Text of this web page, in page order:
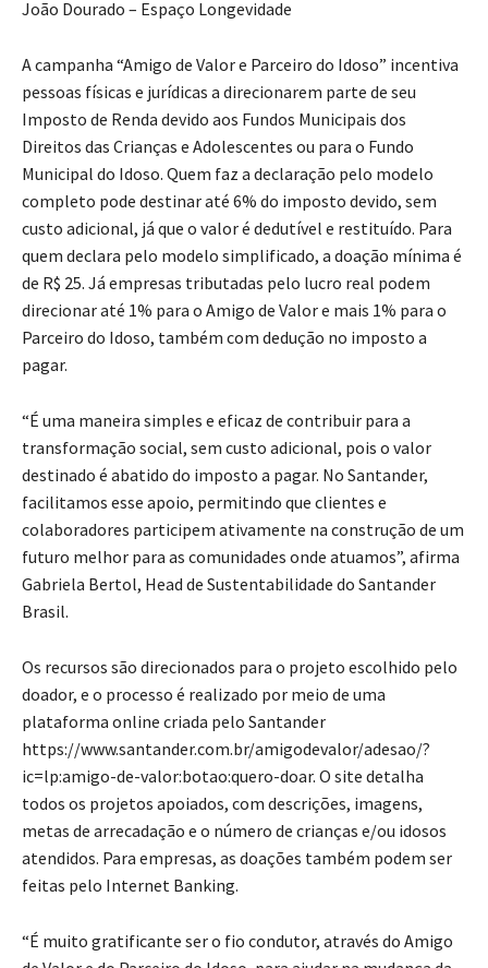
João Dourado – Espaço Longevidade
A campanha “Amigo de Valor e Parceiro do Idoso” incentiva
pessoas físicas e jurídicas a direcionarem parte de seu
Imposto de Renda devido aos Fundos Municipais dos
Direitos das Crianças e Adolescentes ou para o Fundo
Municipal do Idoso. Quem faz a declaração pelo modelo
completo pode destinar até 6% do imposto devido, sem
custo adicional, já que o valor é dedutível e restituído. Para
quem declara pelo modelo simplificado, a doação mínima é
de R$ 25. Já empresas tributadas pelo lucro real podem
direcionar até 1% para o Amigo de Valor e mais 1% para o
Parceiro do Idoso, também com dedução no imposto a
pagar.
“É uma maneira simples e eficaz de contribuir para a
transformação social, sem custo adicional, pois o valor
destinado é abatido do imposto a pagar. No Santander,
facilitamos esse apoio, permitindo que clientes e
colaboradores participem ativamente na construção de um
futuro melhor para as comunidades onde atuamos”, afirma
Gabriela Bertol, Head de Sustentabilidade do Santander
Brasil.
Os recursos são direcionados para o projeto escolhido pelo
doador, e o processo é realizado por meio de uma
plataforma online criada pelo Santander
https://www.santander.com.br/amigodevalor/adesao/?
ic=lp:amigo-de-valor:botao:quero-doar. O site detalha
todos os projetos apoiados, com descrições, imagens,
metas de arrecadação e o número de crianças e/ou idosos
atendidos. Para empresas, as doações também podem ser
feitas pelo Internet Banking.
“É muito gratificante ser o fio condutor, através do Amigo